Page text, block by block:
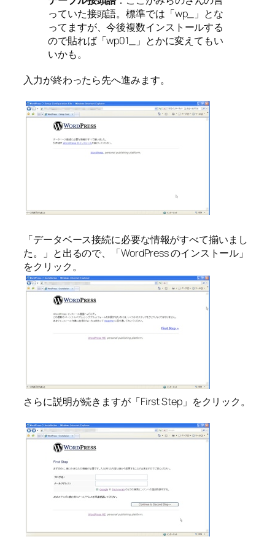
っていた接頭語。標準では「wp_」とな
ってますが、今後複数インストールする
ので貼れば「wp01_」とかに変えてもい
いかも。
入力が終わったら先へ進みます。
「データベース接続に必要な情報がすべて揃いまし
た。」と出るので、「WordPress のインストール」
をクリック。
さらに説明が続きますが「First Step」をクリック。